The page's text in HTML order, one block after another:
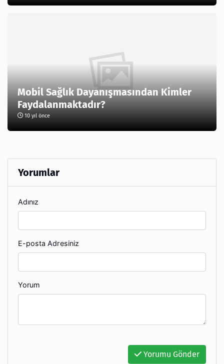
Mobil Sağlık Dayanışmasından Kimler
Faydalanmaktadır?
10 yıl önce
Yorumlar
Adınız
E-posta Adresiniz
Yorum
Yorumu Gönder